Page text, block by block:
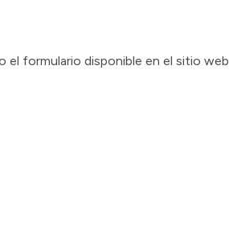
el formulario disponible en el sitio